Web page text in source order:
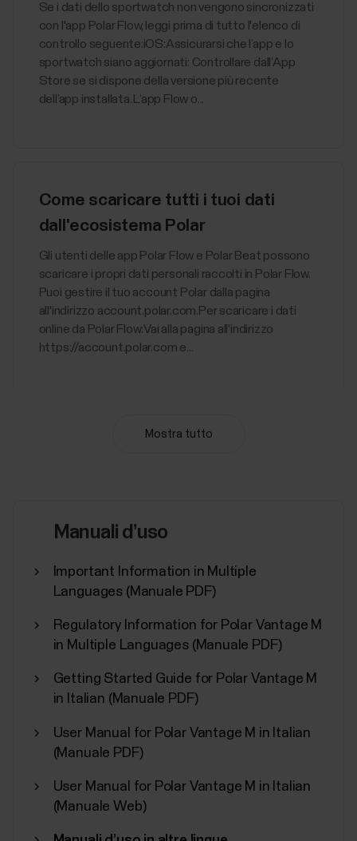
Se i dati dello sportwatch non vengono sincronizzati
con l'app Polar Flow, leggi prima di tutto l'elenco di
controllo seguente:iOS:Assicurarsi che l’app e lo
sportwatch siano aggiornati: Controllare dall’App
Store se si dispone della versione più recente
dell’app installata. L’app Flow o...
Come scaricare tutti i tuoi dati
dall'ecosistema Polar
Gli utenti delle app Polar Flow e Polar Beat possono
scaricare i propri dati personali raccolti in Polar Flow.
Puoi gestire il tuo account Polar dalla pagina
all'indirizzo account.polar.com.Per scaricare i dati
online da Polar Flow:Vai alla pagina all'indirizzo
https://account.polar.com e...
in che modo il tuo corpo è riuscito ad affrontare lo
stress generale che hai sostenuto di recente. Lo
fattori, tra cui famiglia, relazioni, ambiente, stile di vita,
allenamento e così via. Il tuo...
Training Load Pro
Quando ti alleni, metti sotto sforzo i vari sistemi del
tuo corpo. Con Training Load Pro ottieni una
prospettiva olistica di come le tue sessioni di
allenamento mettono tali apparati sotto sforzo e
dell’impatto sulle prestazioni. Training Load Pro
fornisce dati sul carico di lavoro per il sistema...
Mostra tutto
Manuali d’uso
Important Information in Multiple
Languages (Manuale PDF)
Regulatory Information for Polar Vantage M
in Multiple Languages (Manuale PDF)
Getting Started Guide for Polar Vantage M
in Italian (Manuale PDF)
User Manual for Polar Vantage M in Italian
(Manuale PDF)
User Manual for Polar Vantage M in Italian
(Manuale Web)